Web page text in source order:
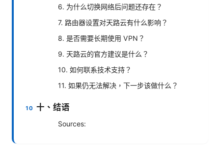
6. 为什么切换网络后问题还存在？
7. 路由器设置对天路云有什么影响？
8. 是否需要长期使用 VPN？
9. 天路云的官方建议是什么？
10. 如何联系技术支持？
11. 如果仍无法解决，下一步该做什么？
十、结语
Sources: